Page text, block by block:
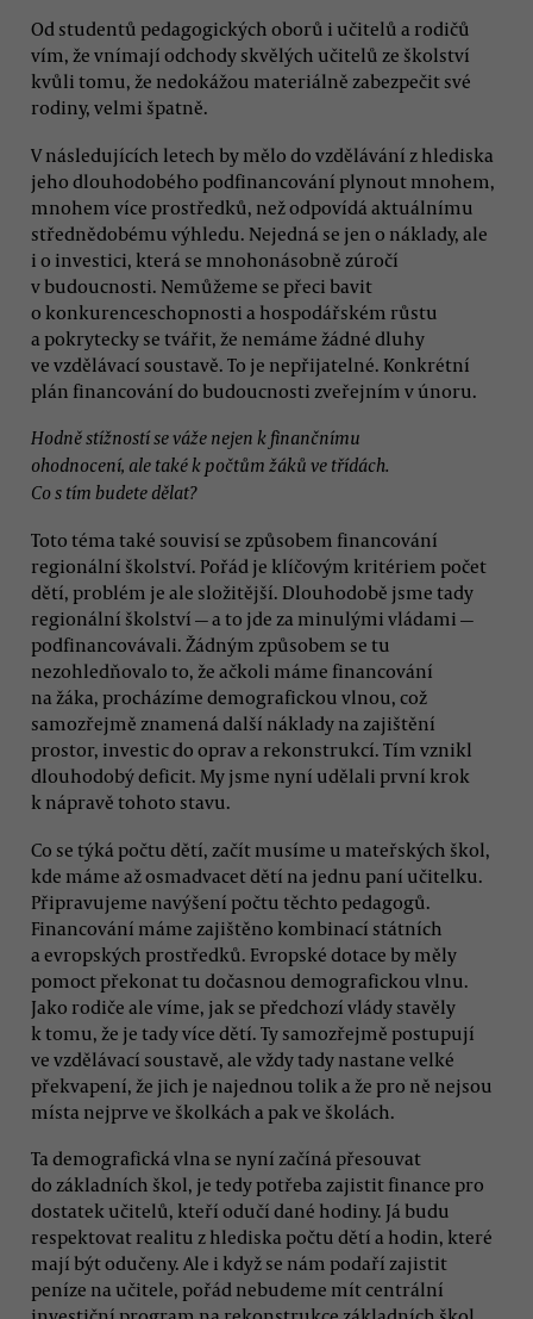
Od studentů pedagogických oborů i učitelů a rodičů
vím, že vnímají odchody skvělých učitelů ze školství
kvůli tomu, že nedokážou materiálně zabezpečit své
rodiny, velmi špatně.
V následujících letech by mělo do vzdělávání z hlediska
jeho dlouhodobého podfinancování plynout mnohem,
mnohem více prostředků, než odpovídá aktuálnímu
střednědobému výhledu. Nejedná se jen o náklady, ale
i o investici, která se mnohonásobně zúročí
v budoucnosti. Nemůžeme se přeci bavit
o konkurenceschopnosti a hospodářském růstu
a pokrytecky se tvářit, že nemáme žádné dluhy
ve vzdělávací soustavě. To je nepřijatelné. Konkrétní
plán financování do budoucnosti zveřejním v únoru.
Hodně stížností se váže nejen k finančnímu
ohodnocení, ale také k počtům žáků ve třídách.
Co s tím budete dělat?
Toto téma také souvisí se způsobem financování
regionální školství. Pořád je klíčovým kritériem počet
dětí, problém je ale složitější. Dlouhodobě jsme tady
regionální školství — a to jde za minulými vládami —
podfinancovávali. Žádným způsobem se tu
nezohledňovalo to, že ačkoli máme financování
na žáka, procházíme demografickou vlnou, což
samozřejmě znamená další náklady na zajištění
prostor, investic do oprav a rekonstrukcí. Tím vznikl
dlouhodobý deficit. My jsme nyní udělali první krok
k nápravě tohoto stavu.
Co se týká počtu dětí, začít musíme u mateřských škol,
kde máme až osmadvacet dětí na jednu paní učitelku.
Připravujeme navýšení počtu těchto pedagogů.
Financování máme zajištěno kombinací státních
a evropských prostředků. Evropské dotace by měly
pomoct překonat tu dočasnou demografickou vlnu.
Jako rodiče ale víme, jak se předchozí vlády stavěly
k tomu, že je tady více dětí. Ty samozřejmě postupují
ve vzdělávací soustavě, ale vždy tady nastane velké
překvapení, že jich je najednou tolik a že pro ně nejsou
místa nejprve ve školkách a pak ve školách.
Ta demografická vlna se nyní začíná přesouvat
do základních škol, je tedy potřeba zajistit finance pro
dostatek učitelů, kteří odučí dané hodiny. Já budu
respektovat realitu z hlediska počtu dětí a hodin, které
mají být odučeny. Ale i když se nám podaří zajistit
peníze na učitele, pořád nebudeme mít centrální